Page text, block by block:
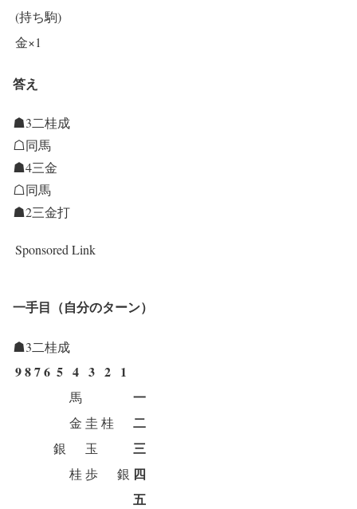
(持ち駒)
金×1
答え
☗3二桂成
☖同馬
☗4三金
☖同馬
☗2三金打
Sponsored Link
一手目（自分のターン）
☗3二桂成
9876 5 4 3 2 1
馬 一
金 圭 桂 二
銀 玉 三
桂 歩 銀 四
五